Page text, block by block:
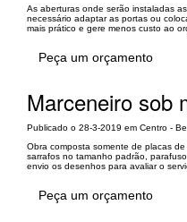
As aberturas onde serão instaladas
necessário adaptar as portas ou
mais prático e gere menos custo ao
Peça um orçamento
Marceneiro sob
Publicado o 28-3-2019 em Centro -
Obra composta somente de placas
sarrafos no tamanho padrão,
envio os desenhos para avaliar o
Peça um orçamento